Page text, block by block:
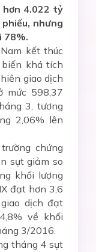
hơn 4.022 tỷ
nhưng
78%.
kết thúc
khá tích
giao dịch
mức 598,37
3, tương
2,06% lên
chứng
sụt giảm so
khối lượng
đạt hơn 3,6
dịch đạt
về khối
3/2016.
tháng 4 sụt